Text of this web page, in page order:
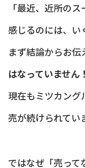
「最近、近所の
感じるのには、い
まず結論からお伝
はなっていません！
現在もミツカング
売が続けられてい
ではなぜ「売って